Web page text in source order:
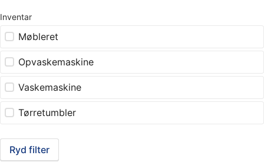
Inventar
Møbleret
Opvaskemaskine
Vaskemaskine
Tørretumbler
Ryd filter